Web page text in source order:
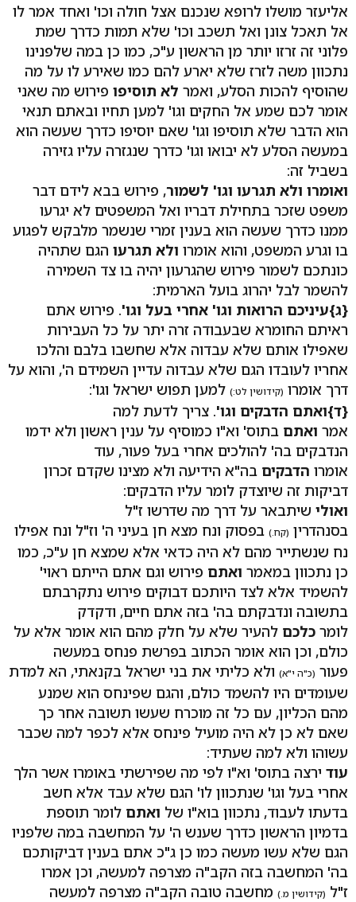
אליעזר מושלו לרופא שנכנם אצל חולה וכו' ואחד אמר לו
אל תאכל צונן ואל תשכב וכו' שלא תמות כדרך שמת
פלוני זה זרזו יותר מן הראשון ע"כ, כמו כן במה שלפנינו
נתכוון משה לזרז שלא יארע להם כמו שאירע לו על מה
שהוסיף להכות הסלע, ואמר לא תוסיפו פירוש מה שאני
אומר לכם שמע אל החקים וגו' למען תחיו ובאתם תנאי
הוא הדבר שלא תוסיפו וגו' שאם יוסיפו כדרך שעשה הוא
במעשה הסלע לא יבואו וגו' כדרך שנגזרה עליו גזירה
בשביל זה:
ואומרו ולא תגרעו וגו' לשמור, פירוש בבא לידם דבר
משפט שזכר בתחילת דבריו ואל המשפטים לא יגרעו
ממנו כדרך שעשה הוא בענין זמרי שנשמר מלבקש לפגוע
בו וגרע המשפט, והוא אומרו ולא תגרעו הגם שתהיה
כונתכם לשמור פירוש שהגרעון יהיה בו צד השמירה
להשמר לבל יהרוג בועל הארמית:
{ג}עיניכם הרואות וגו' אחרי בעל וגו'. פירוש אתם
ראיתם החומרא שבעבודה זרה יתר על כל העבירות
שאפילו אותם שלא עבדוה אלא שחשבו בלבם והלכו
אחריו לעובדו הגם שלא עבדוה עדיין השמידם ה', והוא על
דרך אומרו (קידושין לט:) למען תפוש ישראל וגו':
{ד}ואתם הדבקים וגו'. צריך לדעת למה
אמר ואתם בתוס' וא"ו כמוסיף על ענין ראשון ולא ידמו
הנדבקים בה' להולכים אחרי בעל פעור, עוד
אומרו הדבקים בה"א הידיעה ולא מצינו שקדם זכרון
דביקות זה שיוצדק לומר עליו הדבקים:
ואולי שיתבאר על דרך מה שדרשו ז"ל
בסנהדרין (קח.) בפסוק ונח מצא חן בעיני ה' וז"ל ונח אפילו
נח שנשתייר מהם לא היה כדאי אלא שמצא חן ע"כ, כמו
כן נתכוון במאמר ואתם פירוש וגם אתם הייתם ראוי'
להשמיד אלא לצד היותכם דבוקים פירוש נתקרבתם
בתשובה ונדבקתם בה' בזה אתם חיים, ודקדק
לומר כלכם להעיר שלא על חלק מהם הוא אומר אלא על
כולם, וכן הוא אומר הכתוב בפרשת פנחס במעשה
פעור (כ"ה י"א) ולא כליתי את בני ישראל בקנאתי, הא למדת
שעומדים היו להשמד כולם, והגם שפינחס הוא שמנע
מהם הכליון, עם כל זה מוכרח שעשו תשובה אחר כך
שאם לא כן לא היה מועיל פינחס אלא לכפר למה שכבר
עשוהו ולא למה שעתיד:
עוד ירצה בתוס' וא"ו לפי מה שפירשתי באומרו אשר הלך
אחרי בעל וגו' שנתכוון לו' הגם שלא עבד אלא חשב
בדעתו לעבוד, נתכוון בוא"ו של ואתם לומר תוספת
בדמיון הראשון כדרך שענש ה' על המחשבה במה שלפניו
הגם שלא עשו מעשה כמו כן ג"כ אתם בענין דביקותכם
בה' המחשבה בזה הקב"ה מצרפה למעשה, וכן אמרו
ז"ל (קידושין מ.) מחשבה טובה הקב"ה מצרפה למעשה